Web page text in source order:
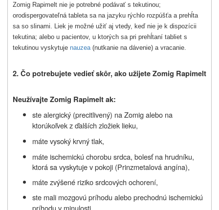
Zomig Rapimelt nie je potrebné podávať s tekutinou;
orodispergovateľná tableta sa na jazyku rýchlo rozpúšťa a prehĺta
sa so slinami. Liek je možné užiť aj vtedy, keď nie je k dispozícii
tekutina; alebo u pacientov, u ktorých sa pri prehĺtaní tabliet s
tekutinou vyskytuje nauzea (nutkanie na dávenie) a vracanie.
2.Čo potrebujete vedieť skôr, ako užijeteZomig Rapimelt
NeužívajteZomig Rapimelt ak:
ste alergický (precitlivený) na Zomig alebo na
ktorúkoľvek z ďalších zložiek lieku,
máte vysoký krvný tlak,
máte ischemickú chorobu srdca, bolesť na hrudníku,
ktorá sa vyskytuje v pokoji (Prinzmetalová angína),
máte zvýšené riziko srdcových ochorení,
ste mali mozgovú príhodu alebo prechodnú ischemickú
príhodu v minulosti.